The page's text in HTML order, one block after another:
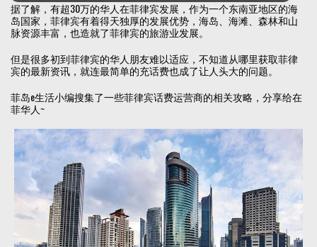
据了解，有超30万的华人在菲律宾发展，作为一个东南亚地区的海
岛国家，菲律宾有着得天独厚的发展优势，海岛、海滩、森林和山
脉资源丰富，也造就了菲律宾的旅游业发展。
但是很多初到菲律宾的华人朋友难以适应，不知道从哪里获取菲律
宾的最新资讯，就连最简单的充话费也成了让人头大的问题。
菲岛e生活小编搜集了一些菲律宾话费运营商的相关攻略，分享给在
菲华人~